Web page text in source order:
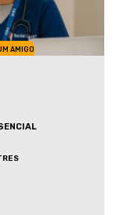
AMIGO